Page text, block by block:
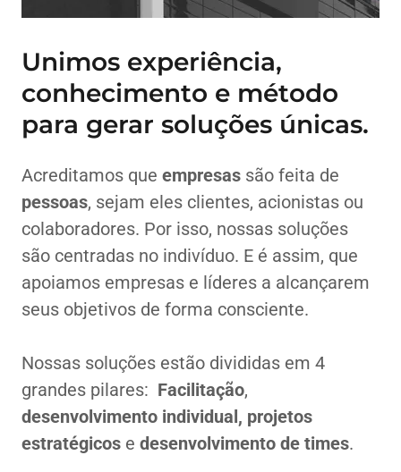
Unimos experiência,
conhecimento e método
para gerar soluções únicas.
Acreditamos que empresas são feita de
pessoas, sejam eles clientes, acionistas ou
colaboradores. Por isso, nossas soluções
são centradas no indivíduo. E é assim, que
apoiamos empresas e líderes a alcançarem
seus objetivos de forma consciente.
Nossas soluções estão divididas em 4
grandes pilares: Facilitação,
desenvolvimento individual, projetos
estratégicos e desenvolvimento de times.